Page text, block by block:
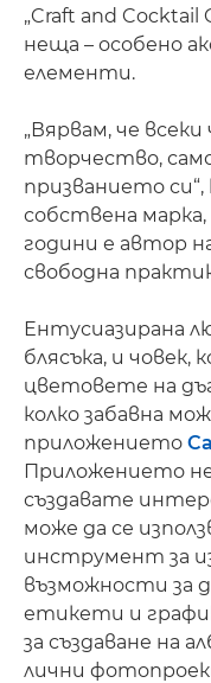
„Craft and Cocktail
неща – особено
елементи.
„Вярвам, че
творчество,
призванието си“,
собствена марка,
години е автор
свободна
Ентусиазирана
блясъка, и човек,
цветовете на
колко забавна
приложението
Приложението не
създавате
може да се
инструмент за
възможности за
етикети и
за създаване на
лични